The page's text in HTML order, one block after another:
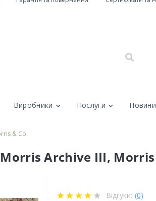
Виробники Послуги Новини
& Co
Archive III, Morris
Відгуки: (0)